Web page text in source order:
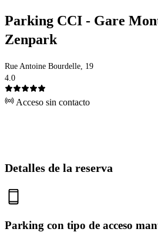
Parking CCI - Gare
Zenpark
Rue Antoine Bourdelle, 19
4.0
Acceso sin contacto
Detalles de la reserva
Parking con tipo de acceso